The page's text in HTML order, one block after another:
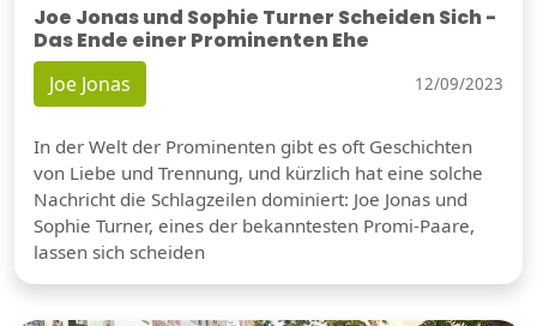
Joe Jonas und Sophie Turner Scheiden Sich -
Das Ende einer Prominenten Ehe
Joe Jonas 12/09/2023
In der Welt der Prominenten gibt es oft Geschichten
von Liebe und Trennung, und kürzlich hat eine solche
Nachricht die Schlagzeilen dominiert: Joe Jonas und
Sophie Turner, eines der bekanntesten Promi-Paare,
lassen sich scheiden